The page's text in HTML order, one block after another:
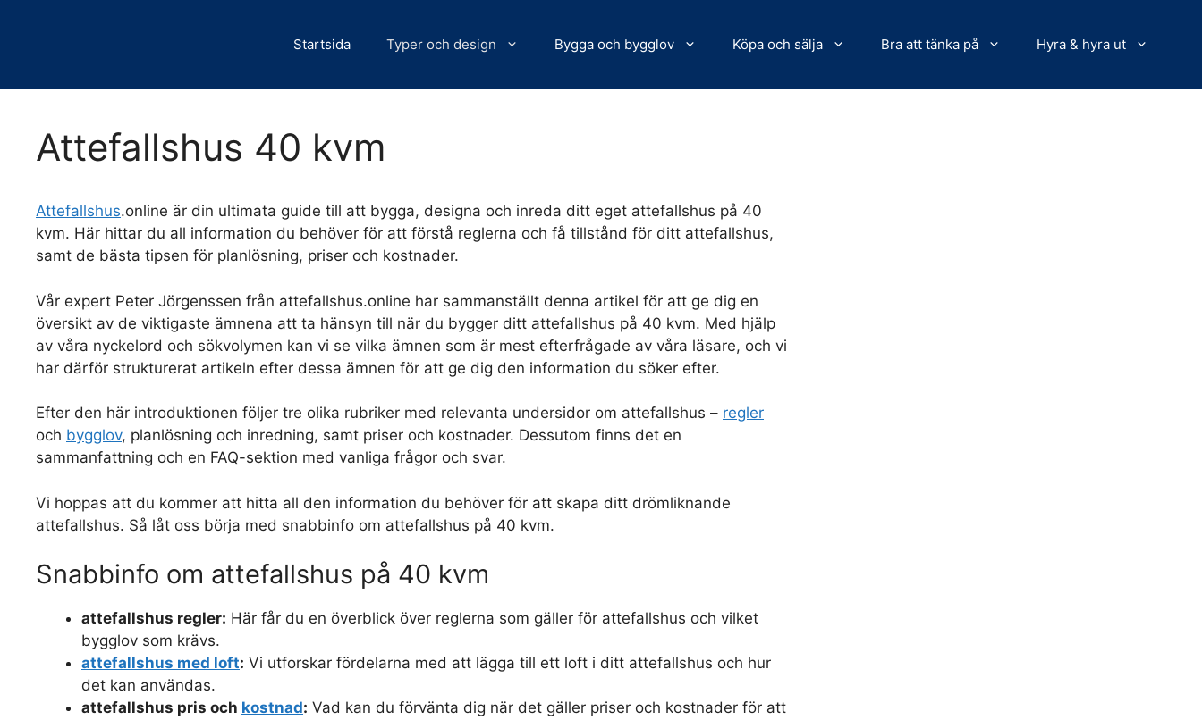
Startsida Typer och design Bygga och bygglov Köpa och sälja Bra att tänka på Hyra & hyra ut
Attefallshus 40 kvm
Attefallshus.online är din ultimata guide till att bygga, designa och inreda ditt eget attefallshus på 40
kvm. Här hittar du all information du behöver för att förstå reglerna och få tillstånd för ditt attefallshus,
samt de bästa tipsen för planlösning, priser och kostnader.
Vår expert Peter Jörgenssen från attefallshus.online har sammanställt denna artikel för att ge dig en
översikt av de viktigaste ämnena att ta hänsyn till när du bygger ditt attefallshus på 40 kvm. Med hjälp
av våra nyckelord och sökvolymen kan vi se vilka ämnen som är mest efterfrågade av våra läsare, och vi
har därför strukturerat artikeln efter dessa ämnen för att ge dig den information du söker efter.
Efter den här introduktionen följer tre olika rubriker med relevanta undersidor om attefallshus – regler
och bygglov, planlösning och inredning, samt priser och kostnader. Dessutom finns det en
sammanfattning och en FAQ-sektion med vanliga frågor och svar.
Vi hoppas att du kommer att hitta all den information du behöver för att skapa ditt drömliknande
attefallshus. Så låt oss börja med snabbinfo om attefallshus på 40 kvm.
Snabbinfo om attefallshus på 40 kvm
attefallshus regler: Här får du en överblick över reglerna som gäller för attefallshus och vilket
bygglov som krävs.
attefallshus med loft: Vi utforskar fördelarna med att lägga till ett loft i ditt attefallshus och hur
det kan användas.
attefallshus pris och kostnad: Vad kan du förvänta dig när det gäller priser och kostnader för att